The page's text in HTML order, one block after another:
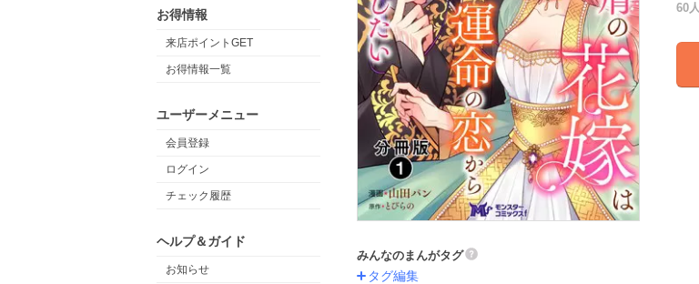
お得情報
来店ポイントGET
お得情報一覧
ユーザーメニュー
会員登録
ログイン
チェック履歴
ヘルプ＆ガイド
お知らせ
60人
みんなのまんがタグ
タグ編集